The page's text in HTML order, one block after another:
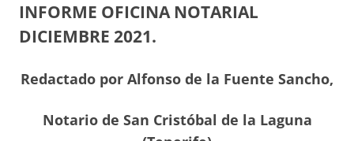
INFORME OFICINA NOTARIAL
DICIEMBRE 2021.
Redactado por Alfonso de la Fuente Sancho,
Notario de San Cristóbal de la Laguna